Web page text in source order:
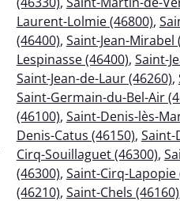
Laurent-Lolmie (46800),
(46400), Saint-Jean-Mirabel
Lespinasse (46400), Saint-
Saint-Jean-de-Laur (46260),
Saint-Germain-du-Bel-Air
(46100), Saint-Denis-lès-
Denis-Catus (46150), Saint-
Cirq-Souillaguet (46300),
(46300), Saint-Cirq-Lapopie
(46210), Saint-Chels (46160)